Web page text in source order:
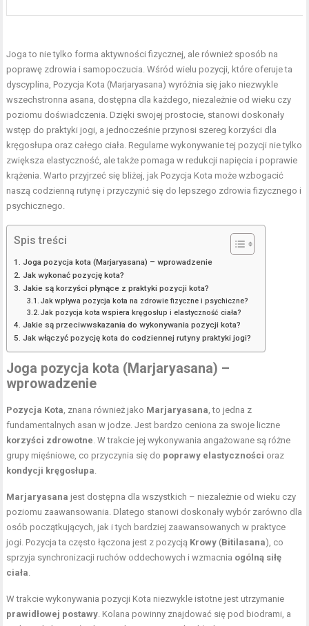
Joga to nie tylko forma aktywności fizycznej, ale również sposób na
poprawę zdrowia i samopoczucia. Wśród wielu pozycji, które oferuje ta
dyscyplina, Pozycja Kota (Marjaryasana) wyróżnia się jako niezwykle
wszechstronna asana, dostępna dla każdego, niezależnie od wieku czy
poziomu doświadczenia. Dzięki swojej prostocie, stanowi doskonały
wstęp do praktyki jogi, a jednocześnie przynosi szereg korzyści dla
kręgosłupa oraz całego ciała. Regularne wykonywanie tej pozycji nie tylko
zwiększa elastyczność, ale także pomaga w redukcji napięcia i poprawie
krążenia. Warto przyjrzeć się bliżej, jak Pozycja Kota może wzbogacić
naszą codzienną rutynę i przyczynić się do lepszego zdrowia fizycznego i
psychicznego.
Spis treści
Joga pozycja kota (Marjaryasana) – wprowadzenie
Jak wykonać pozycję kota?
Jakie są korzyści płynące z praktyki pozycji kota?
Jak wpływa pozycja kota na zdrowie fizyczne i psychiczne?
Jak pozycja kota wspiera kręgosłup i elastyczność ciała?
Jakie są przeciwwskazania do wykonywania pozycji kota?
Jak włączyć pozycję kota do codziennej rutyny praktyki jogi?
Joga pozycja kota (Marjaryasana) –
wprowadzenie
Pozycja Kota , znana również jako Marjaryasana , to jedna z
fundamentalnych asan w jodze. Jest bardzo ceniona za swoje liczne
korzyści zdrowotne . W trakcie jej wykonywania angażowane są różne
grupy mięśniowe, co przyczynia się do poprawy elastyczności oraz
kondycji kręgosłupa
Marjaryasana jest dostępna dla wszystkich – niezależnie od wieku czy
poziomu zaawansowania. Dlatego stanowi doskonały wybór zarówno dla
osób początkujących, jak i tych bardziej zaawansowanych w praktyce
jogi. Pozycja ta często łączona jest z pozycją Krowy (Bitilasana), co
sprzyja synchronizacji ruchów oddechowych i wzmacnia ogólną siłę
ciała
W trakcie wykonywania pozycji Kota niezwykle istotne jest utrzymanie
prawidłowej postawy . Kolana powinny znajdować się pod biodrami, a